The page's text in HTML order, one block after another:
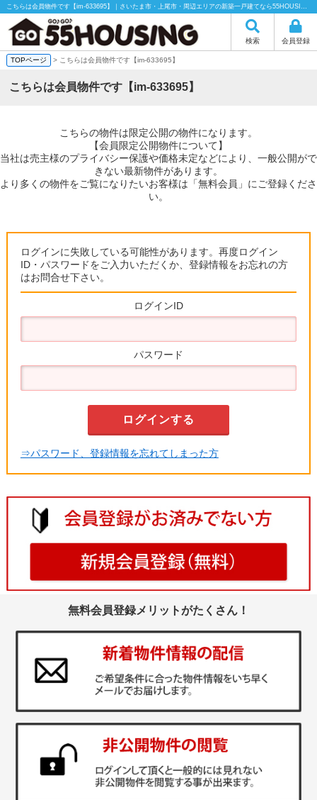
こちらは会員物件です【im-633695】｜さいたま市・上尾市・周辺エリアの新築一戸建てなら55HOUSING（55ハウジング）にお任せください！
検索 会員登録
TOPページ > こちらは会員物件です【im-633695】
こちらは会員物件です【im-633695】
こちらの物件は限定公開の物件になります。
【会員限定公開物件について】
当社は売主様のプライバシー保護や価格未定などにより、一般公開がで
きない最新物件があります。
より多くの物件をご覧になりたいお客様は「無料会員」にご登録くださ
い。
ログインに失敗している可能性があります。再度ログイン
ID・パスワードをご入力いただくか、登録情報をお忘れの方
はお問合せ下さい。
ログインID
パスワード
⇒パスワード、登録情報を忘れてしまった方
無料会員登録メリットがたくさん！